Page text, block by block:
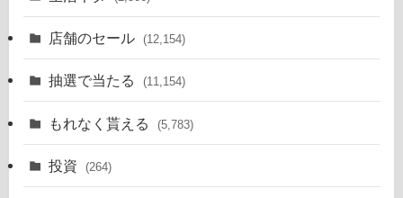
店舗のセール (12,154)
抽選で当たる (11,154)
もれなく貰える (5,783)
投資 (264)